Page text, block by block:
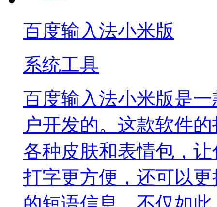
百度输入法小米版
系统工具
百度输入法小米版是
户开发的。这款软件
各种皮肤和表情包，
打字更方便，还可以